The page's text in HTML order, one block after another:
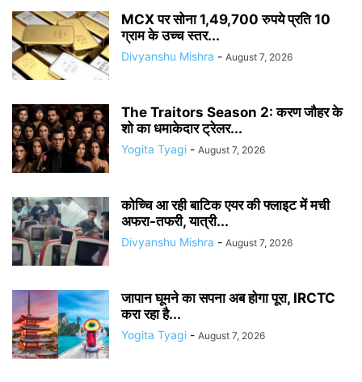
MCX पर सोना 1,49,700 रुपये प्रति 10
ग्राम के उच्च स्तर...
Divyanshu Mishra - August 7, 2026
The Traitors Season 2: करण जौहर के
शो का धमाकेदार ट्रेलर...
Yogita Tyagi - August 7, 2026
कोच्चि आ रही बाटिक एयर की फ्लाइट में मची
अफरा-तफरी, यात्री...
Divyanshu Mishra - August 7, 2026
जापान घूमने का सपना अब होगा पूरा, IRCTC
करा रहा है...
Yogita Tyagi - August 7, 2026